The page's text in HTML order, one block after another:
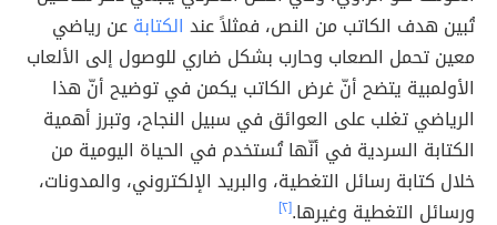
تُبين هدف الكاتب من النص، فمثلاً عند الكتابةعن رياضي
معين تحمل الصعاب وحارب بشكل ضاري للوصول إلى الألعاب
الأولمبية يتضح أنّ غرض الكاتب يكمن في توضيح أنّ هذا
الرياضي تغلب على العوائق في سبيل النجاح، وتبرز أهمية
الكتابة السردية في أنّها تُستخدم في الحياة اليومية من
خلال كتابة رسائل التغطية، والبريد الإلكتروني، والمدونات،
ورسائل التغطية وغيرها.[٢]